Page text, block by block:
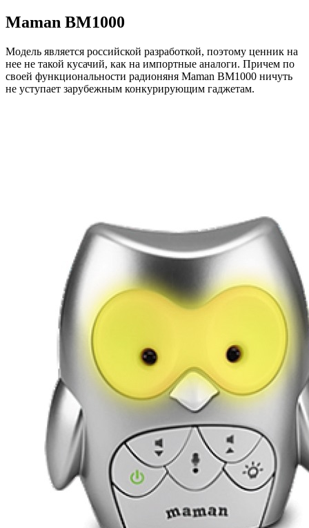
Maman BM1000
Модель является российской разработкой, поэтому ценник на
нее не такой кусачий, как на импортные аналоги. Причем по
своей функциональности радионяня Maman BM1000 ничуть
не уступает зарубежным конкурирующим гаджетам.